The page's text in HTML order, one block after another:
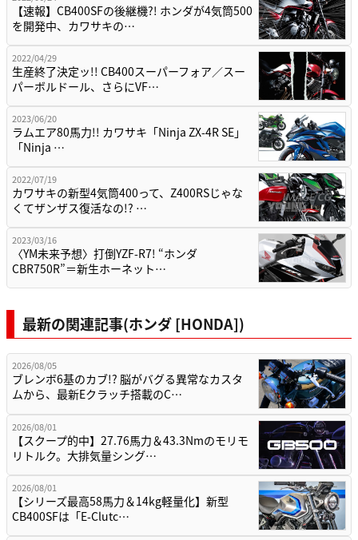
【速報】CB400SFの後継機?! ホンダが4気筒500
を開発中、カワサキの…
2022/04/29
生産終了決定ッ!! CB400スーパーフォア／スー
パーボルドール、さらにVF…
2023/06/20
ラムエア80馬力!! カワサキ「Ninja ZX-4R SE」
「Ninja …
2022/07/19
カワサキの新型4気筒400って、Z400RSじゃな
くてザンザス復活なの!? …
2023/03/16
〈YM未来予想〉打倒YZF-R7! “ホンダ
CBR750R”＝新生ホーネット…
最新の関連記事(ホンダ [HONDA])
2026/08/05
ブレンボ6基のカブ!? 脳がバグる異常なカスタ
ムから、最新Eクラッチ搭載のC…
2026/08/01
【スクープ的中】27.76馬力＆43.3Nmのモリモ
リトルク。大排気量シング…
2026/08/01
【シリーズ最高58馬力＆14kg軽量化】新型
CB400SFは「E-Clutc…